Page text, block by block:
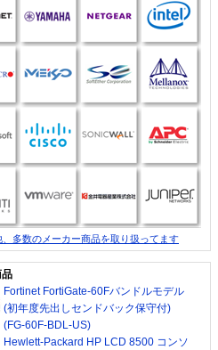
、多数のメーカー商品を取り扱ってます
Fortinet FortiGate-60Fバンドルモデル
(初年度先出しセンドバック保守付)
(FG-60F-BDL-US)
Hewlett-Packard HP LCD 8500 コンソ